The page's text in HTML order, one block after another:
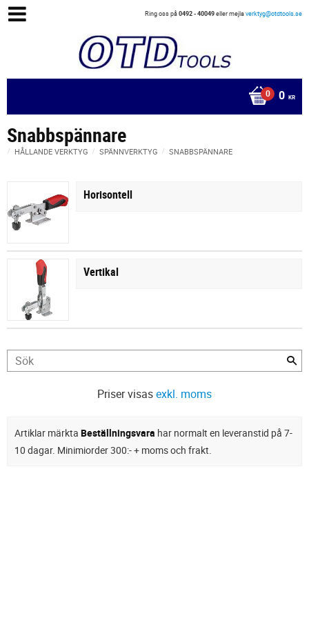
Ring oss på0492 - 40049eller mejlaverktyg@otdtools.se
0 KR
Snabbspännare
HÅLLANDE VERKTYG SPÄNNVERKTYG SNABBSPÄNNARE
Horisontell
Vertikal
Priser visasexkl. moms
Artiklar märkta Beställningsvara har normalt en leveranstid på 7-
10 dagar. Minimiorder 300:- + moms och frakt.